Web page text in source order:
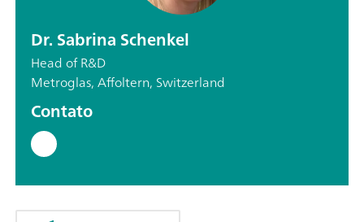
Dr. Sabrina Schenkel
Head of R&D
Metroglas, Affoltern, Switzerland
Contato